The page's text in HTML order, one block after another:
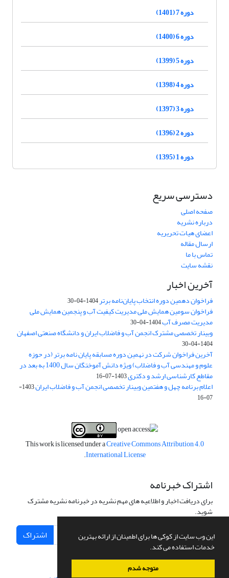
این وب سایت از کوکی ها برای اطمینان از ارائه بهترین
خدمات استفاده می کند.
متوجه شدم
دوره 7 (1401)
دوره 6 (1400)
دوره 5 (1399)
دوره 4 (1398)
دوره 3 (1397)
دوره 2 (1396)
دوره 1 (1395)
دسترسی سریع
صفحه اصلی
درباره نشریه
اعضای هیات تحریریه
ارسال مقاله
تماس با ما
نقشه سایت
آخرین اخبار
فراخوان دهمین دوره انتخاب پایان‌نامه برتر1404-04-30
فراخوان سومین همایش ملی مدیریت کیفیت آب و پنجمین همایش ملی
مدیریت مصرف آب1404-04-30
وبینار تخصصی مشترک انجمن آب و فاضلاب ایران و دانشگاه صنعتی اصفهان
1404-04-30
آخرین فراخوان شرکت در نهمین دوره مسابقه پایان نامه برتر (در حوزه
علوم و مهندسی آب و فاضلاب) ویژه دانش آموختگان سال 1400 به بعد در
مقاطع کارشناسی ارشد و دکتری1403-07-16
اعلام برنامه چهل و هفتمین وبینار تخصصی انجمن آب و فاضلاب ایران
1403-
07-16
This work is licensed under aCreative Commons Attribution 4.0
International License
.
اشتراک خبرنامه
برای دریافت اخبار و اطلاعیه های مهم نشریه در خبرنامه نشریه مشترک
شوید.
اشتراک